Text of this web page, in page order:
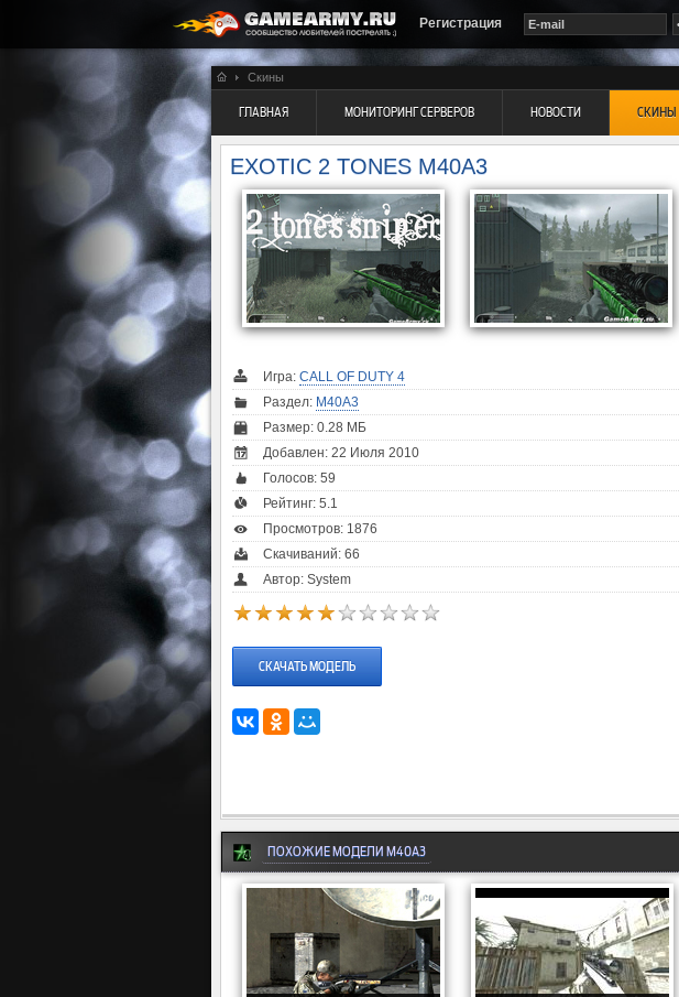
Регистрация
Скины
ГЛАВНАЯ МОНИТОРИНГ СЕРВЕРОВ НОВОСТИ СКИНЫ
EXOTIC 2 TONES M40A3
Игра: CALL OF DUTY 4
Раздел: M40A3
Размер: 0.28 МБ
Добавлен: 22 Июля 2010
Голосов: 59
Рейтинг: 5.1
Просмотров: 1876
Скачиваний: 66
Автор: System
СКАЧАТЬ МОДЕЛЬ
ПОХОЖИЕ МОДЕЛИ M40A3